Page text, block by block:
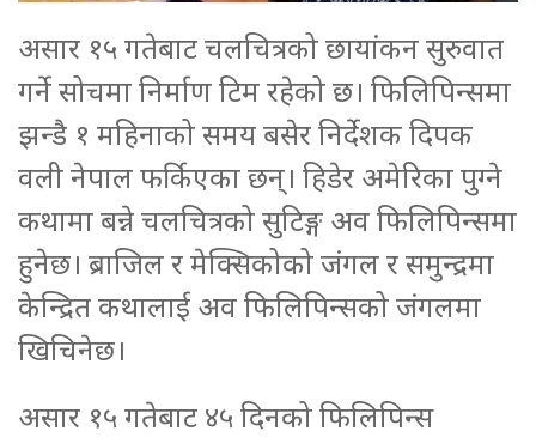
असार १५ गतेबाट चलचित्रको छायांकन सुरुवात
गर्ने सोचमा निर्माण टिम रहेको छ। फिलिपिन्समा
झन्डै १ महिनाको समय बसेर निर्देशक दिपक
वली नेपाल फर्किएका छन्। हिडेर अमेरिका पुग्ने
कथामा बन्ने चलचित्रको सुटिङ्ग अव फिलिपिन्समा
हुनेछ। ब्राजिल र मेक्सिकोको जंगल र समुन्द्रमा
केन्द्रित कथालाई अव फिलिपिन्सको जंगलमा
खिचिनेछ।
असार १५ गतेबाट ४५ दिनको फिलिपिन्स